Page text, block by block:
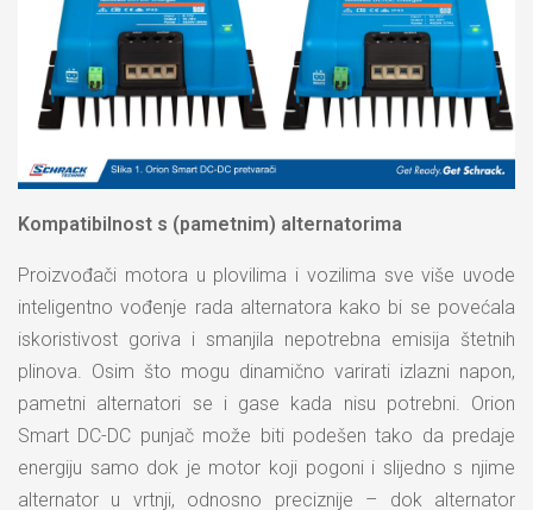
Kompatibilnost s (pametnim) alternatorima
Proizvođači motora u plovilima i vozilima sve više uvode
inteligentno vođenje rada alternatora kako bi se povećala
iskoristivost goriva i smanjila nepotrebna emisija štetnih
plinova. Osim što mogu dinamično varirati izlazni napon,
pametni alternatori se i gase kada nisu potrebni. Orion
Smart DC-DC punjač može biti podešen tako da predaje
energiju samo dok je motor koji pogoni i slijedno s njime
alternator u vrtnji, odnosno preciznije – dok alternator